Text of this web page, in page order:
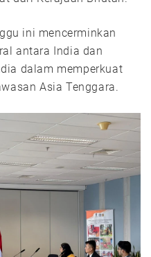
ini mencerminkan
antara India dan
dalam memperkuat
Asia Tenggara.